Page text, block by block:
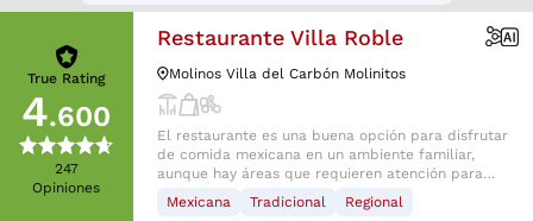
True Rating
4.600
247
Opiniones
Restaurante Villa Roble
Molinos Villa del Carbón Molinitos
El restaurante es una buena opción para disfrutar
de comida mexicana en un ambiente familiar,
aunque hay áreas que requieren atención para
Mexicana Tradicional Regional